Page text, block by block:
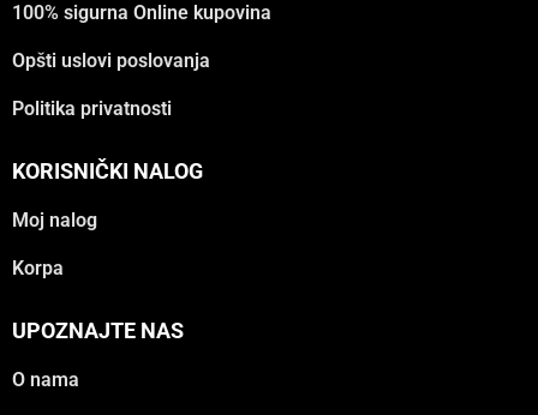
100% sigurna Online kupovina
Opšti uslovi poslovanja
Politika privatnosti
KORISNIČKI NALOG
Moj nalog
Korpa
UPOZNAJTE NAS
O nama